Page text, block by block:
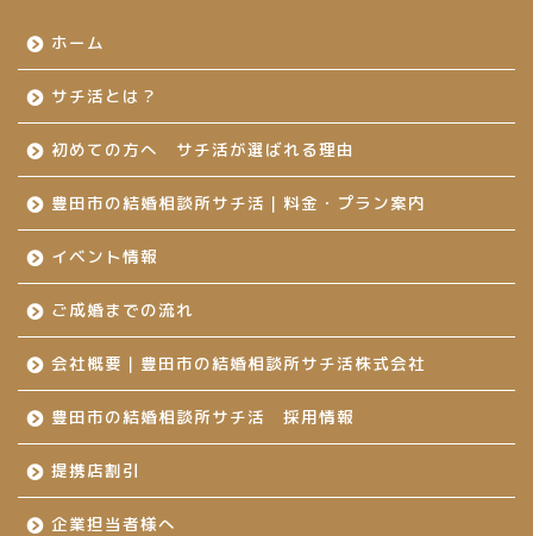
ホーム
サチ活とは？
初めての方へ サチ活が選ばれる理由
豊田市の結婚相談所サチ活｜料金・プラン案内
イベント情報
ご成婚までの流れ
会社概要｜豊田市の結婚相談所サチ活株式会社
豊田市の結婚相談所サチ活 採用情報
提携店割引
企業担当者様へ